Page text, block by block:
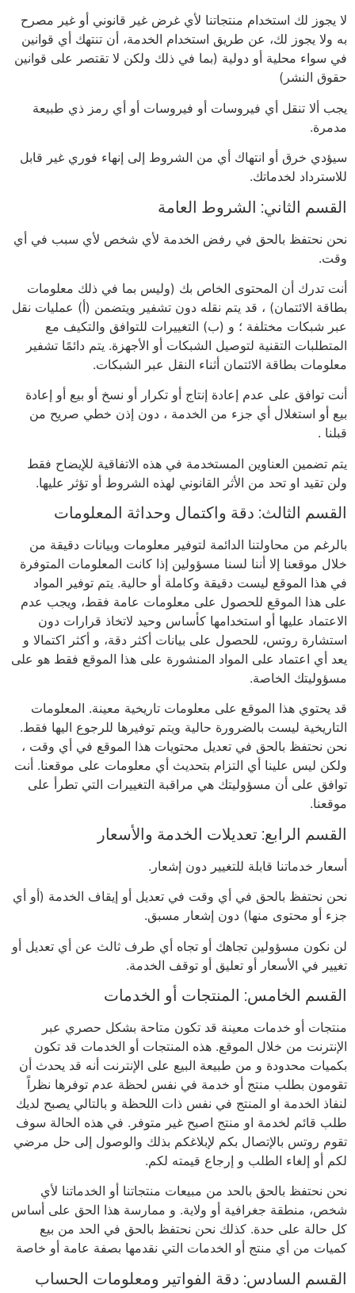
لا يجوز لك استخدام منتجاتنا لأي غرض غير قانوني أو غير مصرح
به ولا يجوز لك، عن طريق استخدام الخدمة، أن تنتهك أي قوانين
في سواء محلية أو دولية (بما في ذلك ولكن لا تقتصر على قوانين
حقوق النشر)
يجب ألا تنقل أي فيروسات أو فيروسات أو أي رمز ذي طبيعة
مدمرة.
سيؤدي خرق أو انتهاك أي من الشروط إلى إنهاء فوري غير قابل
للاسترداد لخدماتك.
القسم الثاني: الشروط العامة
نحن نحتفظ بالحق في رفض الخدمة لأي شخص لأي سبب في أي
وقت.
أنت تدرك أن المحتوى الخاص بك (وليس بما في ذلك معلومات
بطاقة الائتمان) ، قد يتم نقله دون تشفير ويتضمن (أ) عمليات نقل
عبر شبكات مختلفة ؛ و (ب) التغييرات للتوافق والتكيف مع
المتطلبات التقنية لتوصيل الشبكات أو الأجهزة. يتم دائمًا تشفير
معلومات بطاقة الائتمان أثناء النقل عبر الشبكات.
أنت توافق على عدم إعادة إنتاج أو تكرار أو نسخ أو بيع أو إعادة
بيع أو استغلال أي جزء من الخدمة ، دون إذن خطي صريح من
قبلنا .
يتم تضمين العناوين المستخدمة في هذه الاتفاقية للإيضاح فقط
ولن تقيد او تحد من الأثر القانوني لهذه الشروط أو تؤثر عليها.
القسم الثالث: دقة واكتمال وحداثة المعلومات
بالرغم من محاولتنا الدائمة لتوفير معلومات وبيانات دقيقة من
خلال موقعنا إلا أننا لسنا مسؤولين إذا كانت المعلومات المتوفرة
في هذا الموقع ليست دقيقة وكاملة أو حالية. يتم توفير المواد
على هذا الموقع للحصول على معلومات عامة فقط، ويجب عدم
الاعتماد عليها أو استخدامها كأساس وحيد لاتخاذ قرارات دون
استشارة روتس، للحصول على بيانات أكثر دقة، و أكثر اكتمالا و
يعد أي اعتماد على المواد المنشورة على هذا الموقع فقط هو على
مسؤوليتك الخاصة.
قد يحتوي هذا الموقع على معلومات تاريخية معينة. المعلومات
التاريخية ليست بالضرورة حالية ويتم توفيرها للرجوع اليها فقط.
نحن نحتفظ بالحق في تعديل محتويات هذا الموقع في أي وقت ،
ولكن ليس علينا أي التزام بتحديث أي معلومات على موقعنا. أنت
توافق على أن مسؤوليتك هي مراقبة التغييرات التي تطرأ على
موقعنا.
القسم الرابع: تعديلات الخدمة والأسعار
أسعار خدماتنا قابلة للتغيير دون إشعار.
نحن نحتفظ بالحق في أي وقت في تعديل أو إيقاف الخدمة (أو أي
جزء أو محتوى منها) دون إشعار مسبق.
لن نكون مسؤولين تجاهك أو تجاه أي طرف ثالث عن أي تعديل أو
تغيير في الأسعار أو تعليق أو توقف الخدمة.
القسم الخامس: المنتجات أو الخدمات
منتجات أو خدمات معينة قد تكون متاحة بشكل حصري عبر
الإنترنت من خلال الموقع. هذه المنتجات أو الخدمات قد تكون
بكميات محدودة و من طبيعة البيع على الإنترنت أنه قد يحدث أن
تقومون بطلب منتج أو خدمة في نفس لحظة عدم توفرها نظراً
لنفاذ الخدمة او المنتج في نفس ذات اللحظة و بالتالي يصبح لديك
طلب قائم لخدمة او منتج اصبح غير متوفر. في هذه الحالة سوف
تقوم روتس بالإتصال بكم لإبلاغكم بذلك والوصول إلى حل مرضي
لكم أو إلغاء الطلب و إرجاع قيمته لكم.
نحن نحتفظ بالحق بالحد من مبيعات منتجاتنا أو الخدماتنا لأي
شخص، منطقة جغرافية أو ولاية. و ممارسة هذا الحق على أساس
كل حالة على حدة. كذلك نحن نحتفظ بالحق في الحد من بيع
كميات من أي منتج أو الخدمات التي نقدمها بصفة عامة أو خاصة
القسم السادس: دقة الفواتير ومعلومات الحساب